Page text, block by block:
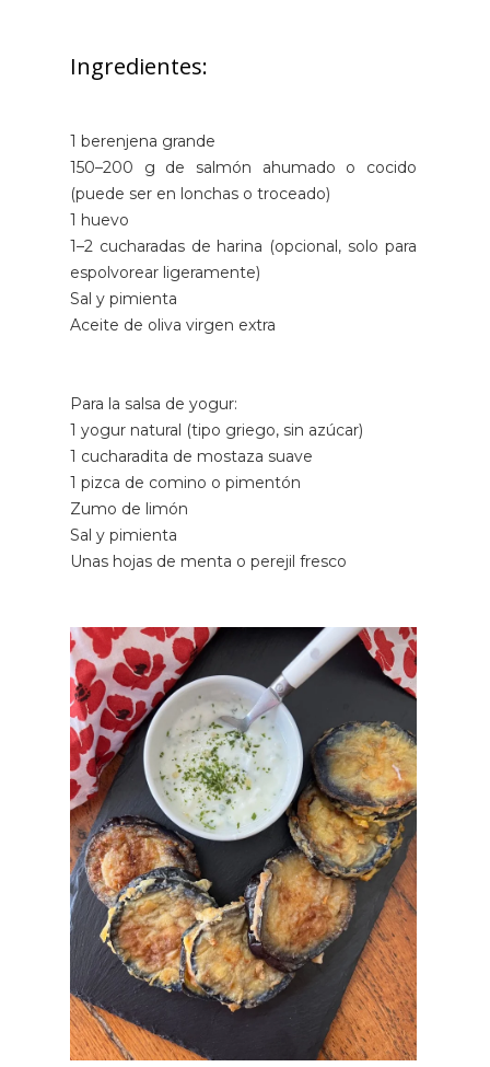
Ingredientes:
1 berenjena grande
150–200 g de salmón ahumado o cocido
(puede ser en lonchas o troceado)
1 huevo
1–2 cucharadas de harina (opcional, solo para
espolvorear ligeramente)
Sal y pimienta
Aceite de oliva virgen extra
Para la salsa de yogur:
1 yogur natural (tipo griego, sin azúcar)
1 cucharadita de mostaza suave
1 pizca de comino o pimentón
Zumo de limón
Sal y pimienta
Unas hojas de menta o perejil fresco